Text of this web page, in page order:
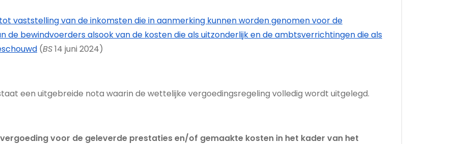
vaststelling van de inkomsten die in aanmerking kunnen worden genomen voor de
de bewindvoerders alsook van de kosten die als uitzonderlijk en de ambtsverrichtingen die als
(BS14 juni 2024)
een uitgebreide nota waarin de wettelijke vergoedingsregeling volledig wordt uitgelegd.
voor de geleverde prestaties en/of gemaakte kosten in het kader van het